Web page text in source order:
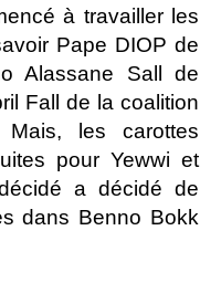
à travailler les
Pape DIOP de
Alassane Sall de
Fall de la coalition
les carottes
pour Yewwi et
a décidé de
dans Benno Bokk